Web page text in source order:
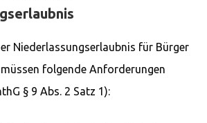
Niederlassungserlaubnis für Bürger
folgende Anforderungen
§ 9 Abs. 2 Satz 1):